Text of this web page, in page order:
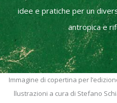
idee e pratiche per un
antropica e
Immagine di copertina per
llustrazioni a cura di Stefano